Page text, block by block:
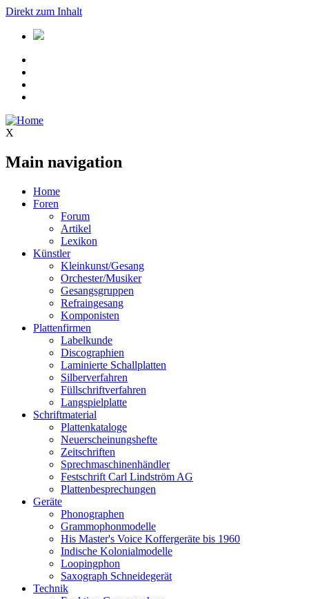
Direkt zum Inhalt
X
Main navigation
Home
Foren
Forum
Artikel
Lexikon
Künstler
Kleinkunst/Gesang
Orchester/Musiker
Gesangsgruppen
Refraingesang
Komponisten
Plattenfirmen
Labelkunde
Discographien
Laminierte Schallplatten
Silberverfahren
Füllschriftverfahren
Langspielplatte
Schriftmaterial
Plattenkataloge
Neuerscheinungshefte
Zeitschriften
Sprechmaschinenhändler
Festschrift Carl Lindström AG
Plattenbesprechungen
Geräte
Phonographen
Grammophonmodelle
His Master's Voice Koffergeräte bis 1960
Indische Kolonialmodelle
Loopingphon
Saxograph Schneidegerät
Technik